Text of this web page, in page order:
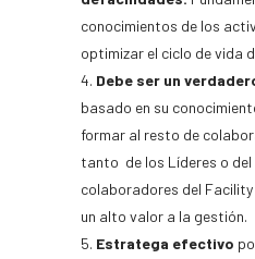
conocimientos de los
optimizar el ciclo de vida
Debe ser un
basado en su
formar al resto de
tanto de los Líderes o del
colaboradores del
un alto valor a la gestión.
Estratega efectivo